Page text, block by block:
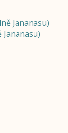
Jananasu)
Jananasu)